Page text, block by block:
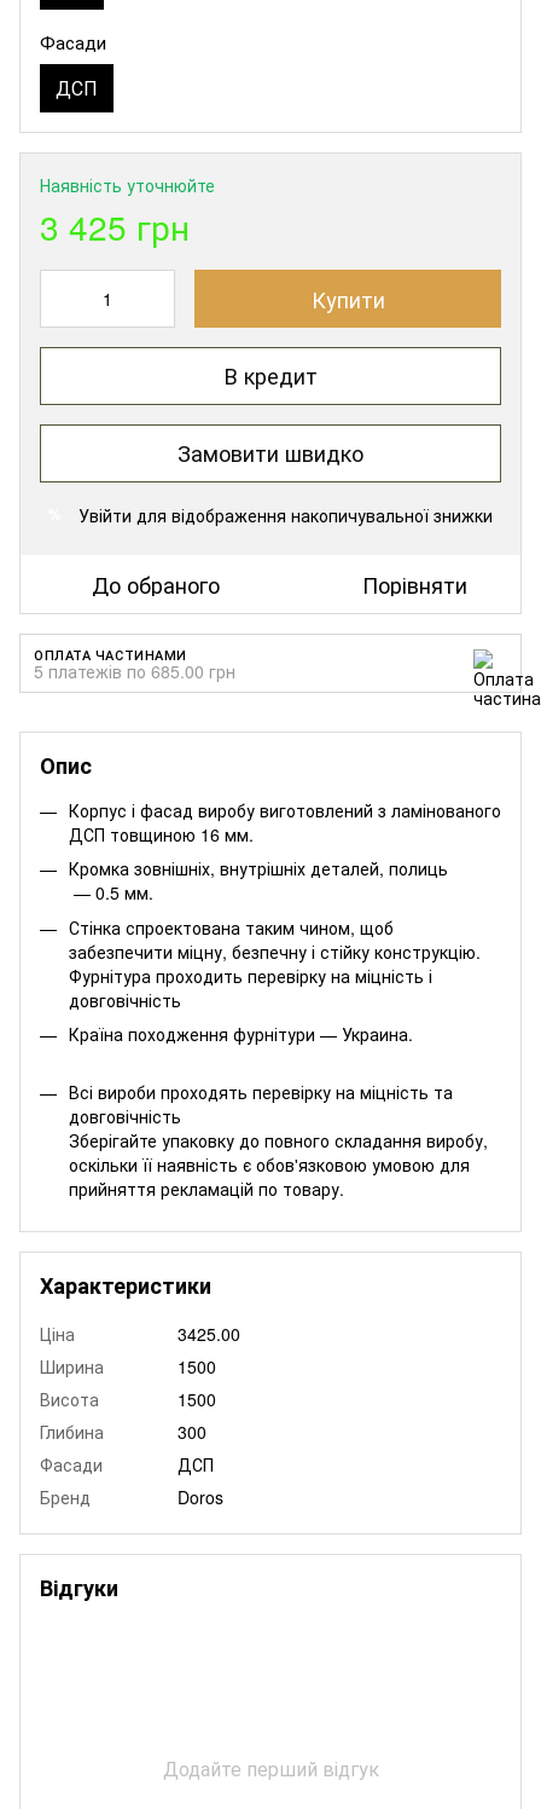
Фасади
ДСП
Наявність уточнюйте
3 425 грн
Купити
В кредит
Замовити швидко
Увійти для відображення накопичувальної знижки
До обраного Порівняти
ОПЛАТА ЧАСТИНАМИ
5 платежів по 685.00 грн
Опис
Корпус і фасад виробу виготовлений з ламінованого
ДСП товщиною 16 мм.
Кромка зовнішніх, внутрішніх деталей, полиць
— 0.5 мм.
Стінка спроектована таким чином, щоб
забезпечити міцну, безпечну і стійку конструкцію.
Фурнітура проходить перевірку на міцність і
довговічність
Країна походження фурнітури — Украина.
Всі вироби проходять перевірку на міцність та
довговічність
Зберігайте упаковку до повного складання виробу,
оскільки її наявність є обов'язковою умовою для
прийняття рекламацій по товару.
Характеристики
Ціна
3425.00
Ширина
1500
Висота
1500
Глибина
300
Фасади
ДСП
Бренд
Doros
Відгуки
Додайте перший відгук